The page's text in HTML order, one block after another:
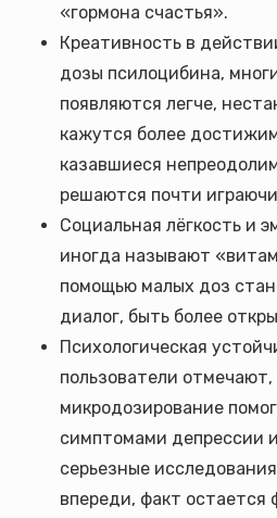
«гормона счастья».
Креативность в
дозы псилоцибина,
появляются легче,
кажутся более
казавшиеся
решаются почти
Социальная лёгкость и
иногда называют
помощью малых доз
диалог, быть более
Психологическая
пользователи отмечают,
микродозирование
симптомами депрессии
серьезные
впереди, факт остается